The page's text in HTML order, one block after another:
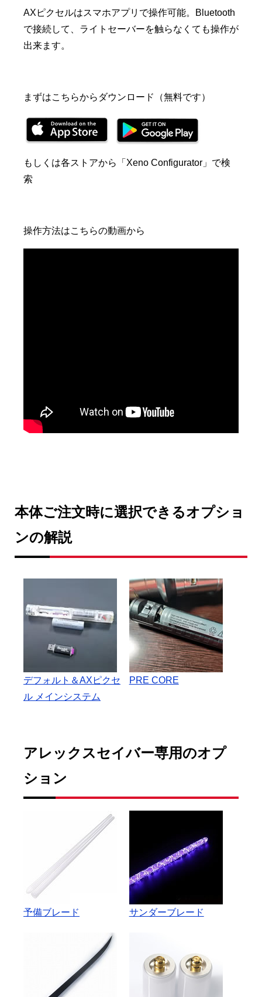
AXピクセルはスマホアプリで操作可能。Bluetooth
で接続して、ライトセーバーを触らなくても操作が
出来ます。
まずはこちらからダウンロード（無料です）
もしくは各ストアから「Xeno Configurator」で検
索
操作方法はこちらの動画から
本体ご注文時に選択できるオプショ
ンの解説
デフォルト＆AXピクセ
ル メインシステム
PRE CORE
アレックスセイバー専用のオプ
ション
予備ブレード サンダーブレード